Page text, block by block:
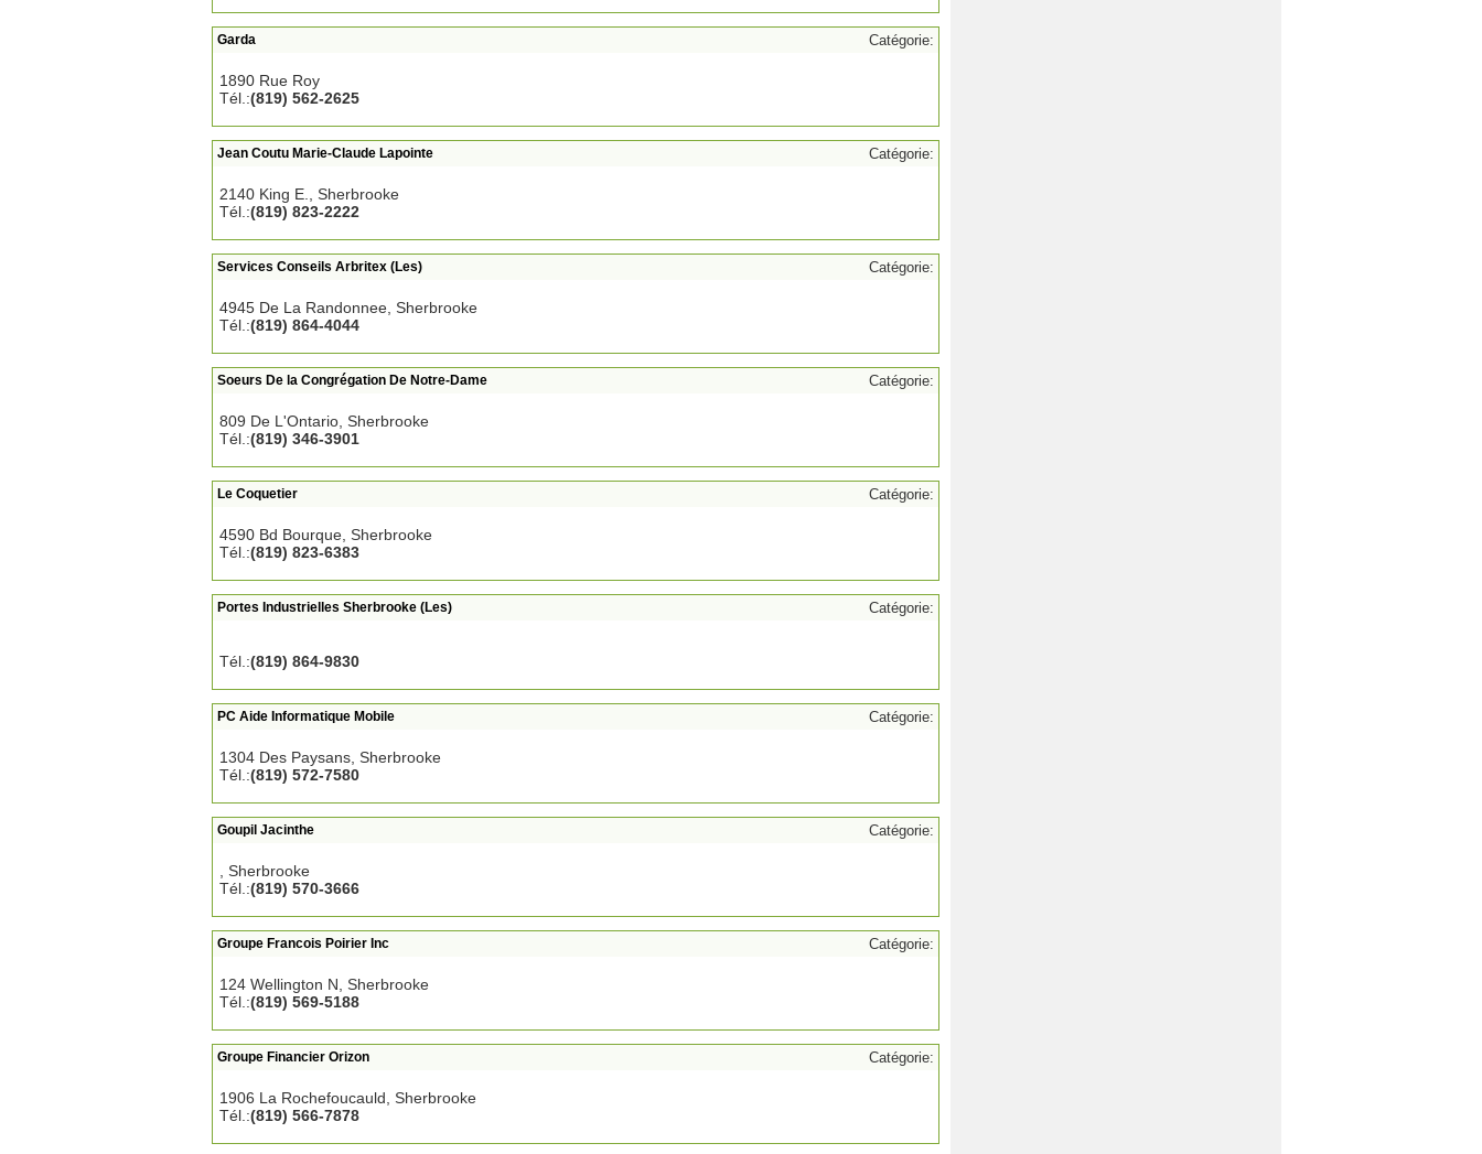
Garda Catégorie:
1890 Rue Roy
Tél.:(819) 562-2625
Jean Coutu Marie-Claude Lapointe Catégorie:
2140 King E., Sherbrooke
Tél.:(819) 823-2222
Services Conseils Arbritex (Les) Catégorie:
4945 De La Randonnee, Sherbrooke
Tél.:(819) 864-4044
Soeurs De la Congrégation De Notre-Dame Catégorie:
809 De L'Ontario, Sherbrooke
Tél.:(819) 346-3901
Le Coquetier Catégorie:
4590 Bd Bourque, Sherbrooke
Tél.:(819) 823-6383
Portes Industrielles Sherbrooke (Les) Catégorie:
Tél.:(819) 864-9830
PC Aide Informatique Mobile Catégorie:
1304 Des Paysans, Sherbrooke
Tél.:(819) 572-7580
Goupil Jacinthe Catégorie:
, Sherbrooke
Tél.:(819) 570-3666
Groupe Francois Poirier Inc Catégorie:
124 Wellington N, Sherbrooke
Tél.:(819) 569-5188
Groupe Financier Orizon Catégorie:
1906 La Rochefoucauld, Sherbrooke
Tél.:(819) 566-7878